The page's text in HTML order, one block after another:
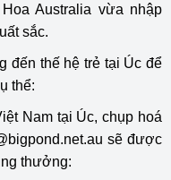
Australia vừa nhập
sắc.
thế hệ trẻ tại Úc để
thể:
Nam tại Úc, chụp hoá
sẽ được
thưởng: